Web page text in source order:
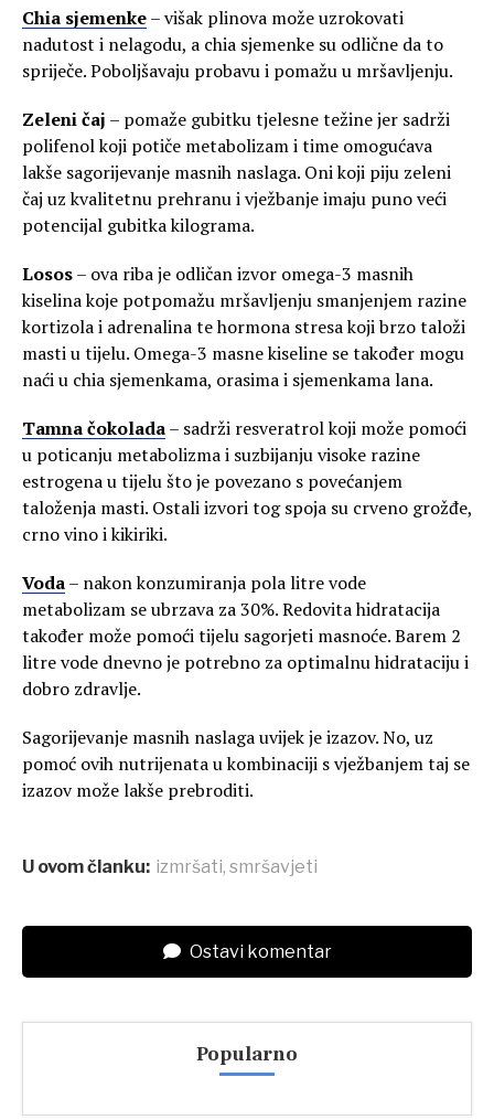
Chia sjemenke– višak plinova može uzrokovati
nadutost i nelagodu, a chia sjemenke su odlične da to
spriječe. Poboljšavaju probavu i pomažu u mršavljenju.
Zeleni čaj – pomaže gubitku tjelesne težine jer sadrži
polifenol koji potiče metabolizam i time omogućava
lakše sagorijevanje masnih naslaga. Oni koji piju zeleni
čaj uz kvalitetnu prehranu i vježbanje imaju puno veći
potencijal gubitka kilograma.
Losos– ova riba je odličan izvor omega-3 masnih
kiselina koje potpomažu mršavljenju smanjenjem razine
kortizola i adrenalina te hormona stresa koji brzo taloži
masti u tijelu. Omega-3 masne kiseline se također mogu
naći u chia sjemenkama, orasima i sjemenkama lana.
Tamna čokolada– sadrži resveratrol koji može pomoći
u poticanju metabolizma i suzbijanju visoke razine
estrogena u tijelu što je povezano s povećanjem
taloženja masti. Ostali izvori tog spoja su crveno grožđe,
crno vino i kikiriki.
Voda– nakon konzumiranja pola litre vode
metabolizam se ubrzava za 30%. Redovita hidratacija
također može pomoći tijelu sagorjeti masnoće. Barem 2
litre vode dnevno je potrebno za optimalnu hidrataciju i
dobro zdravlje.
Sagorijevanje masnih naslaga uvijek je izazov. No, uz
pomoć ovih nutrijenata u kombinaciji s vježbanjem taj se
izazov može lakše prebroditi.
U ovom članku: izmršati, smršavjeti
Ostavi komentar
Popularno